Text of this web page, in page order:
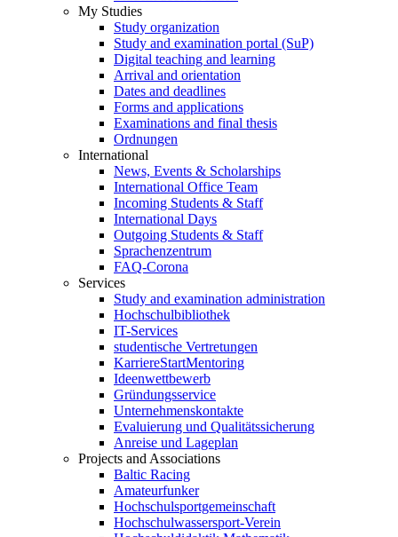
My Studies
Study organization
Study and examination portal (SuP)
Digital teaching and learning
Arrival and orientation
Dates and deadlines
Forms and applications
Examinations and final thesis
Ordnungen
International
News, Events & Scholarships
International Office Team
Incoming Students & Staff
International Days
Outgoing Students & Staff
Sprachenzentrum
FAQ-Corona
Services
Study and examination administration
Hochschulbibliothek
IT-Services
studentische Vertretungen
KarriereStartMentoring
Ideenwettbewerb
Gründungsservice
Unternehmenskontakte
Evaluierung und Qualitätssicherung
Anreise und Lageplan
Projects and Associations
Baltic Racing
Amateurfunker
Hochschulsportgemeinschaft
Hochschulwassersport-Verein